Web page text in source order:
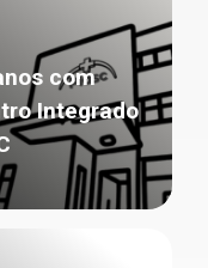
com
Integrado